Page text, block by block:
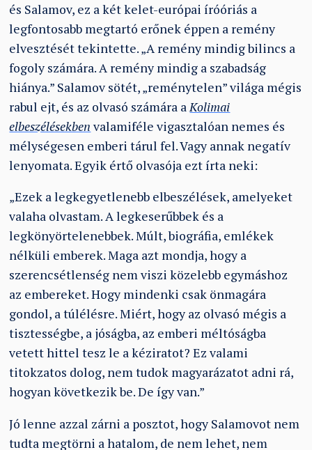
és Salamov, ez a két kelet-európai íróóriás a
legfontosabb megtartó erőnek éppen a remény
elvesztését tekintette. „A remény mindig bilincs a
fogoly számára. A remény mindig a szabadság
hiánya.” Salamov sötét, „reménytelen” világa mégis
rabul ejt, és az olvasó számára aKolimai
elbeszélésekben valamiféle vigasztalóan nemes és
mélységesen emberi tárul fel. Vagy annak negatív
lenyomata. Egyik értő olvasója ezt írta neki:
„Ezek a legkegyetlenebb elbeszélések, amelyeket
valaha olvastam. A legkeserűbbek és a
legkönyörtelenebbek. Múlt, biográfia, emlékek
nélküli emberek. Maga azt mondja, hogy a
szerencsétlenség nem viszi közelebb egymáshoz
az embereket. Hogy mindenki csak önmagára
gondol, a túlélésre. Miért, hogy az olvasó mégis a
tisztességbe, a jóságba, az emberi méltóságba
vetett hittel tesz le a kéziratot? Ez valami
titokzatos dolog, nem tudok magyarázatot adni rá,
hogyan következik be. De így van.”
Jó lenne azzal zárni a posztot, hogy Salamovot nem
tudta megtörni a hatalom, de nem lehet, nem